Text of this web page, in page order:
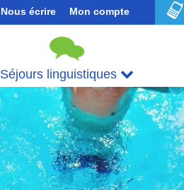
Nous écrire Mon compte
Séjours linguistiques